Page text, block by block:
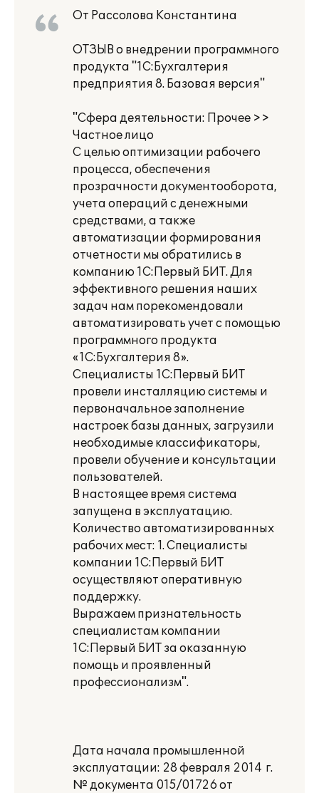
От Рассолова Константина
ОТЗЫВ о внедрении программного
продукта "1С:Бухгалтерия
предприятия 8. Базовая версия"
"Сфера деятельности: Прочее >>
Частное лицо
С целью оптимизации рабочего
процесса, обеспечения
прозрачности документооборота,
учета операций с денежными
средствами, а также
автоматизации формирования
отчетности мы обратились в
компанию 1С:Первый БИТ. Для
эффективного решения наших
задач нам порекомендовали
автоматизировать учет с помощью
программного продукта
«1С:Бухгалтерия 8».
Специалисты 1С:Первый БИТ
провели инсталляцию системы и
первоначальное заполнение
настроек базы данных, загрузили
необходимые классификаторы,
провели обучение и консультации
пользователей.
В настоящее время система
запущена в эксплуатацию.
Количество автоматизированных
рабочих мест: 1. Специалисты
компании 1С:Первый БИТ
осуществляют оперативную
поддержку.
Выражаем признательность
специалистам компании
1С:Первый БИТ за оказанную
помощь и проявленный
профессионализм".
Дата начала промышленной
эксплуатации: 28 февраля 2014 г.
№ документа 015/01726 от